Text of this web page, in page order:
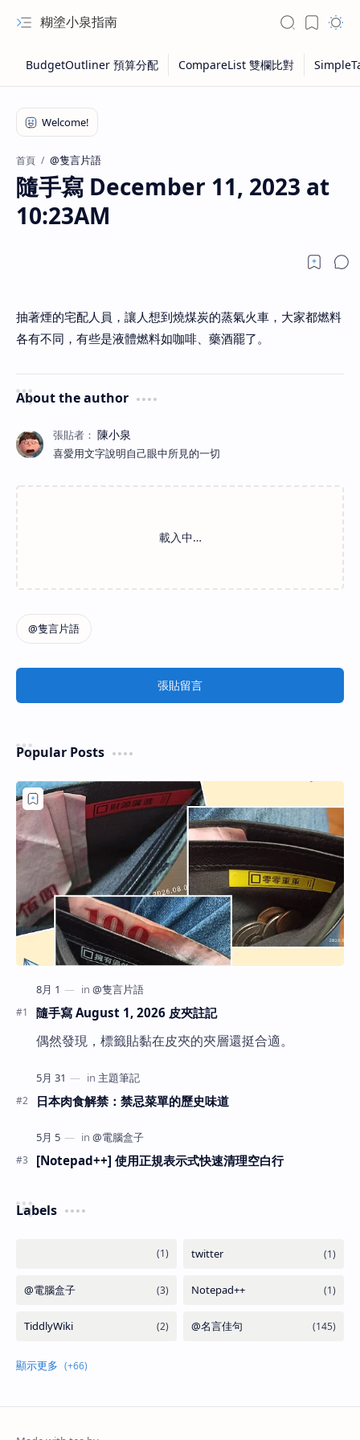
糊塗小泉指南
首頁 @隻言片語
隨手寫 December 11, 2023 at
10:23AM
抽著煙的宅配人員，讓人想到燒煤炭的蒸氣火車，大家都燃料
各有不同，有些是液體燃料如咖啡、藥酒罷了。
About the author
喜愛用文字說明自己眼中所見的一切
張貼留言
Popular Posts
隨手寫 August 1, 2026 皮夾註記
偶然發現，標籤貼黏在皮夾的夾層還挺合適。
日本肉食解禁：禁忌菜單的歷史味道
[Notepad++] 使用正規表示式快速清理空白行
Labels